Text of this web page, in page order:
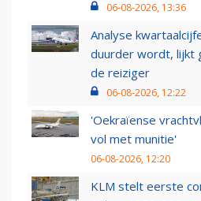
06-08-2026, 13:36
Analyse
duurder wordt, lijkt
de reiziger
06-08-2026, 12:22
'Oekraïense
vol met munitie'
06-08-2026, 12:20
KLM stelt eerste